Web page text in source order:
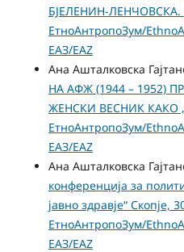
БЈЕЛЕНИН-ЛЕНЧОВСКА.
ЕтноАнтропоЗум/
ЕАЗ/EAZ
Ана Ашталковска
НА АФЖ (1944 – 1952)
ЖЕНСКИ ВЕСНИК КАКО
ЕтноАнтропоЗум/
ЕАЗ/EAZ
Ана Ашталковска
конференција за
јавно здравје“ Скопје,
ЕтноАнтропоЗум/
ЕАЗ/EAZ